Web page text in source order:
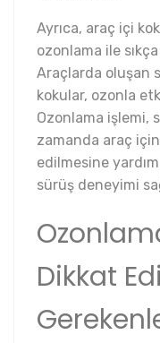
Ayrıca, araç içi
ozonlama ile
Araçlarda oluşan
kokular, ozonla
Ozonlama işlemi,
zamanda araç
edilmesine
sürüş deneyimi
Dikkat